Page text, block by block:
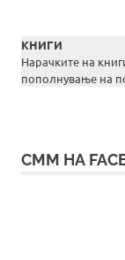
КНИГИ
Нарачките на
пополнување на
СММ НА